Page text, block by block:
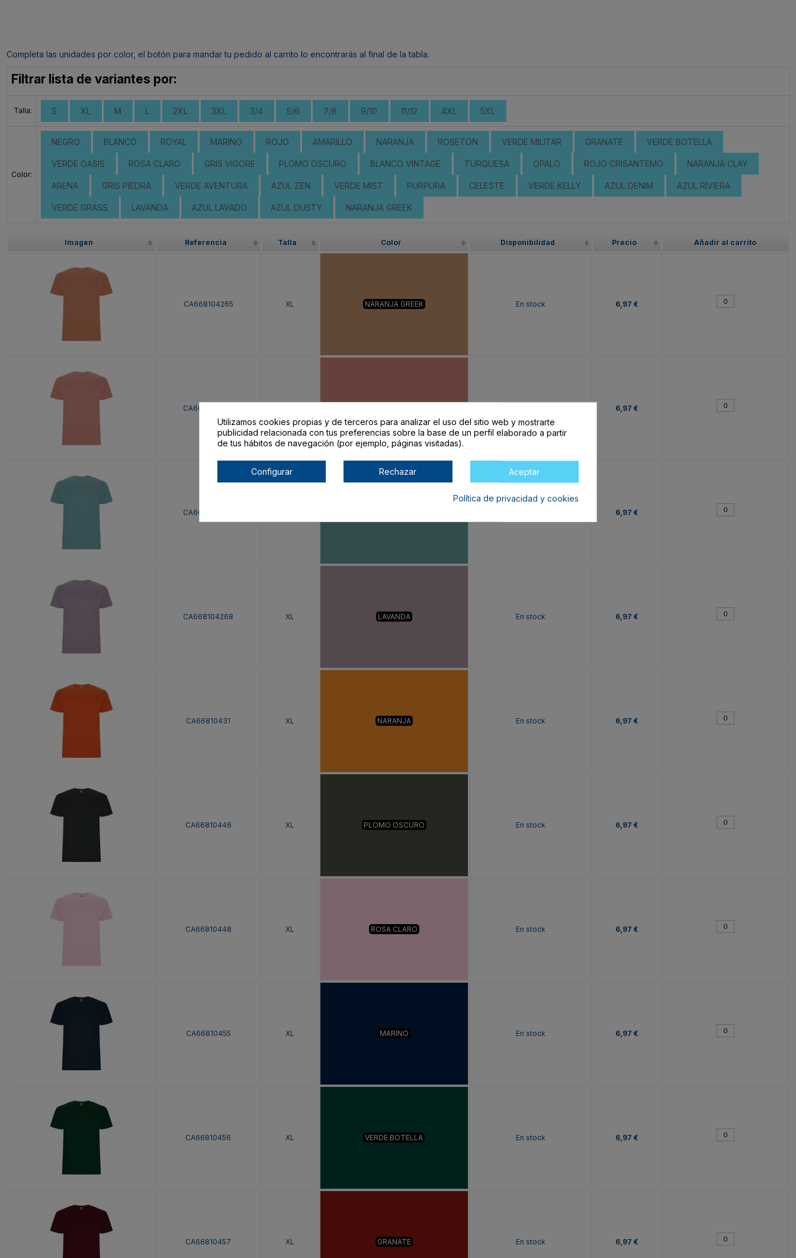
Completa las unidades por color, el botón para mandar tu pedido al carrito lo encontrarás al final de la tabla.
Filtrar lista de variantes por:
Talla: S XL M L 2XL 3XL 3/4 5/6 7/8 9/10 11/12 4XL 5XL
Color:
NEGRO BLANCO ROYAL MARINO ROJO AMARILLO NARANJA ROSETON VERDE MILITAR GRANATE VERDE BOTELLA
VERDE OASIS ROSA CLARO GRIS VIGORE PLOMO OSCURO BLANCO VINTAGE TURQUESA OPALO ROJO CRISANTEMO NARANJA CLAY
ARENA GRIS PIEDRA VERDE AVENTURA AZUL ZEN VERDE MIST PURPURA CELESTE VERDE KELLY AZUL DENIM AZUL RIVIERA
VERDE GRASS LAVANDA AZUL LAVADO AZUL DUSTY NARANJA GREEK
Imagen Referencia Talla Color Disponibilidad Precio Añadir al carrito
CA668104265 XL NARANJA GREEK En stock 6,97 €
CA668104266 6,97 €
CA668104267 6,97 €
CA668104268 XL LAVANDA En stock 6,97 €
CA66810431 XL NARANJA En stock 6,97 €
CA66810446 XL PLOMO OSCURO En stock 6,97 €
CA66810448 XL ROSA CLARO En stock 6,97 €
CA66810455 XL MARINO En stock 6,97 €
CA66810456 XL VERDE BOTELLA En stock 6,97 €
CA66810457 XL GRANATE En stock 6,97 €
Utilizamos cookies propias y de terceros para analizar el uso del sitio web y mostrarte
publicidad relacionada con tus preferencias sobre la base de un perfil elaborado a partir
de tus hábitos de navegación (por ejemplo, páginas visitadas).
Configurar Rechazar Aceptar
Política de privacidad y cookies